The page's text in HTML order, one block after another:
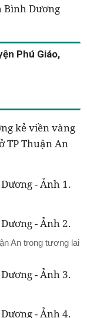
Bình Dương
Phú Giáo,
kẻ viền vàng
TP Thuận An
An trong tương lai